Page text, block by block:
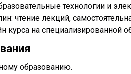
технологии и
чтение лекций,
курса на специализированной
образованию.